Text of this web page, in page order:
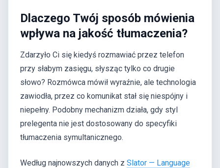
Dlaczego Twój sposób mówienia
wpływa na jakość tłumaczenia?
Zdarzyło Ci się kiedyś rozmawiać przez telefon
przy słabym zasięgu, słysząc tylko co drugie
słowo? Rozmówca mówił wyraźnie, ale technologia
zawiodła, przez co komunikat stał się niespójny i
niepełny. Podobny mechanizm działa, gdy styl
prelegenta nie jest dostosowany do specyfiki
tłumaczenia symultanicznego.
Według najnowszych danych z Slator — Language